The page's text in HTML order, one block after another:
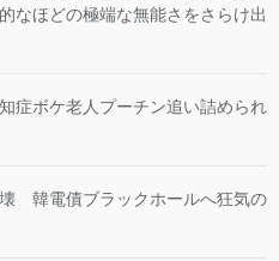
なほどの極端な無能さをさらけ出
症ボケ老人プーチン追い詰められ
韓電債ブラックホールへ狂気の